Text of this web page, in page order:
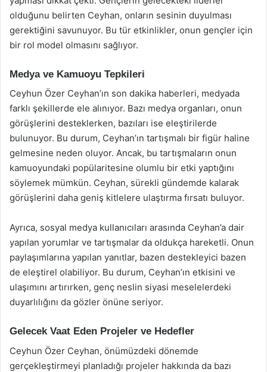
olduğunu belirten Ceyhan, onların sesinin duyulması
gerektiğini savunuyor. Bu tür etkinlikler, onun gençler için
bir rol model olmasını sağlıyor.
Medya ve Kamuoyu Tepkileri
Ceyhun Özer Ceyhan’ın son dakika haberleri, medyada
farklı şekillerde ele alınıyor. Bazı medya organları, onun
görüşlerini desteklerken, bazıları ise eleştirilerde
bulunuyor. Bu durum, Ceyhan’ın tartışmalı bir figür haline
gelmesine neden oluyor. Ancak, bu tartışmaların onun
kamuoyundaki popülaritesine olumlu bir etki yaptığını
söylemek mümkün. Ceyhan, sürekli gündemde kalarak
görüşlerini daha geniş kitlelere ulaştırma fırsatı buluyor.
Ayrıca, sosyal medya kullanıcıları arasında Ceyhan’a dair
yapılan yorumlar ve tartışmalar da oldukça hareketli. Onun
paylaşımlarına yapılan yanıtlar, bazen destekleyici bazen
de eleştirel olabiliyor. Bu durum, Ceyhan’ın etkisini ve
ulaşımını artırırken, genç neslin siyasi meselelerdeki
duyarlılığını da gözler önüne seriyor.
Gelecek Vaat Eden Projeler ve Hedefler
Ceyhun Özer Ceyhan, önümüzdeki dönemde
gerçekleştirmeyi planladığı projeler hakkında da bazı